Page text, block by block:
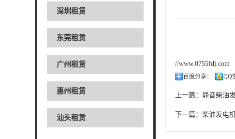
深圳租赁
东莞租赁
广州租赁
惠州租赁
汕头租赁
//www.0755fdj.com
百度分享： QQ
上一篇： 静音柴油
下一篇： 柴油发电